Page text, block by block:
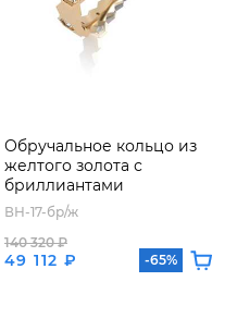
Обручальное кольцо из
желтого золота с
бриллиантами
ВН-17-бр/ж
49 112 ₽
140 320 ₽
-65%